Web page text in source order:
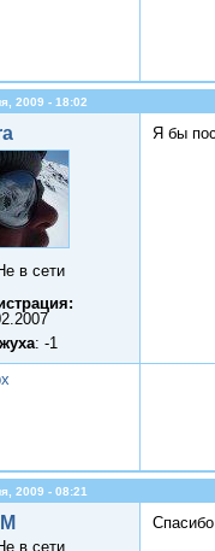
2009 - 18:02
в сети
: -1
Я бы
2009 - 08:21
в сети